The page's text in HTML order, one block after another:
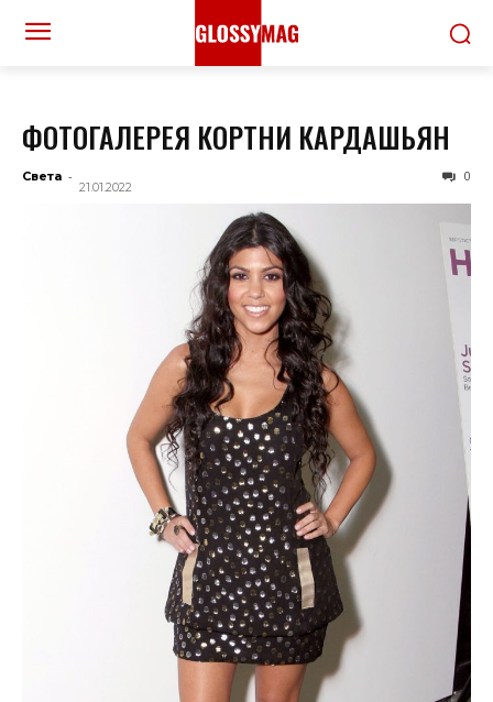
ФОТОГАЛЕРЕЯ КОРТНИ КАРДАШЬЯН
Света -
21.01.2022
0